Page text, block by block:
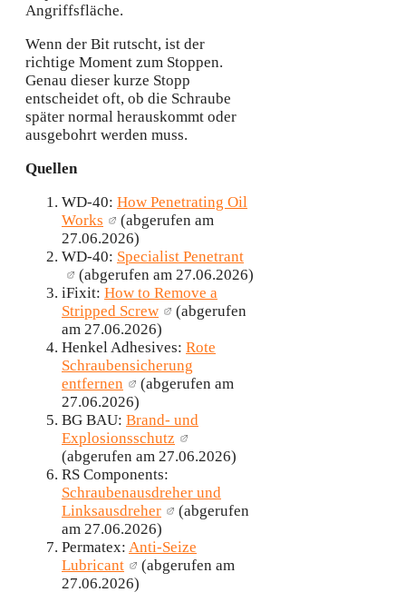
Angriffsfläche.
Wenn der Bit rutscht, ist der
richtige Moment zum Stoppen.
Genau dieser kurze Stopp
entscheidet oft, ob die Schraube
später normal herauskommt oder
ausgebohrt werden muss.
Quellen
WD-40: How Penetrating Oil
Works
(abgerufen am
27.06.2026)
WD-40: Specialist Penetrant
(abgerufen am 27.06.2026)
iFixit: How to Remove a
Stripped Screw
(abgerufen
am 27.06.2026)
Henkel Adhesives: Rote
Schraubensicherung
entfernen
(abgerufen am
27.06.2026)
BG BAU: Brand- und
Explosionsschutz
(abgerufen am 27.06.2026)
RS Components:
Schraubenausdreher und
Linksausdreher
(abgerufen
am 27.06.2026)
Permatex: Anti-Seize
Lubricant
(abgerufen am
27.06.2026)